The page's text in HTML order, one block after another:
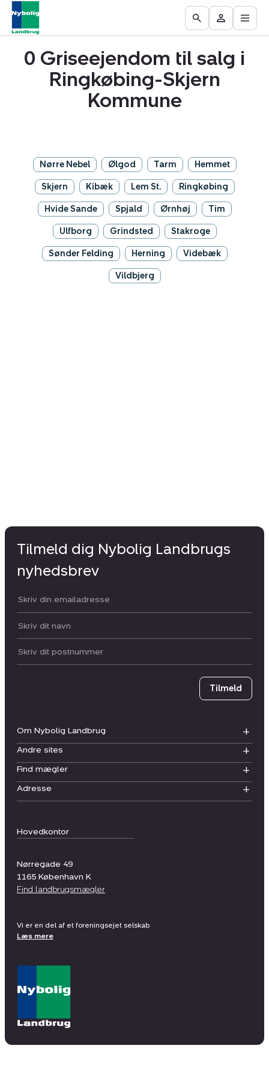
Ejendomme
til
Find
mægler
Få
vurderet
ejendom
Go
to
the
Search
page
Besøg
Mit
område
Åbn
0 Griseejendom til salg i
Ringkøbing-Skjern
Kommune
Nørre Nebel Ølgod Tarm Hemmet
Skjern Kibæk Lem St. Ringkøbing
Hvide Sande Spjald Ørnhøj Tim
Ulfborg Grindsted Stakroge
Sønder Felding Herning Videbæk
Vildbjerg
Hovedkontor
Nørregade 49
1165 København K
Find landbrugsmægler
Om Nybolig Landbrug
Andre sites
Find mægler
Adresse
Tilmeld dig Nybolig Landbrugs
nyhedsbrev
Din email:
Dit navn:
Postnummer
Tilmeld
Vi er en del af et foreningsejet selskab
Læs mere